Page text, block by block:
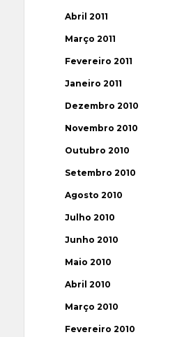
Abril 2011
Março 2011
Fevereiro 2011
Janeiro 2011
Dezembro 2010
Novembro 2010
Outubro 2010
Setembro 2010
Agosto 2010
Julho 2010
Junho 2010
Maio 2010
Abril 2010
Março 2010
Fevereiro 2010